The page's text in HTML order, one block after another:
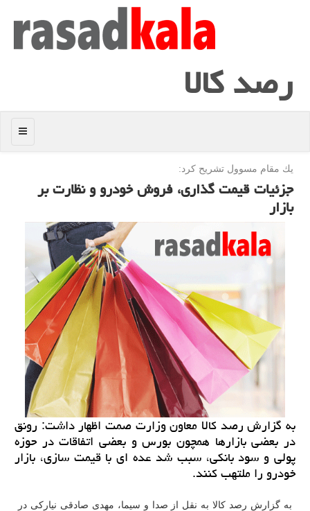
رصد كالا
منو
یك مقام مسوول تشریح كرد:
جزئیات قیمت گذاری، فروش خودرو و نظارت بر
بازار
به گزارش رصد كالا معاون وزارت صمت اظهار داشت: رونق
در بعضی بازارها همچون بورس و بعضی اتفاقات در حوزه
پولی و سود بانكی، سبب شد عده ای با قیمت سازی، بازار
خودرو را ملتهب كنند.
به گزارش رصد کالا به نقل از صدا و سیما، مهدی صادقی نیارکی در